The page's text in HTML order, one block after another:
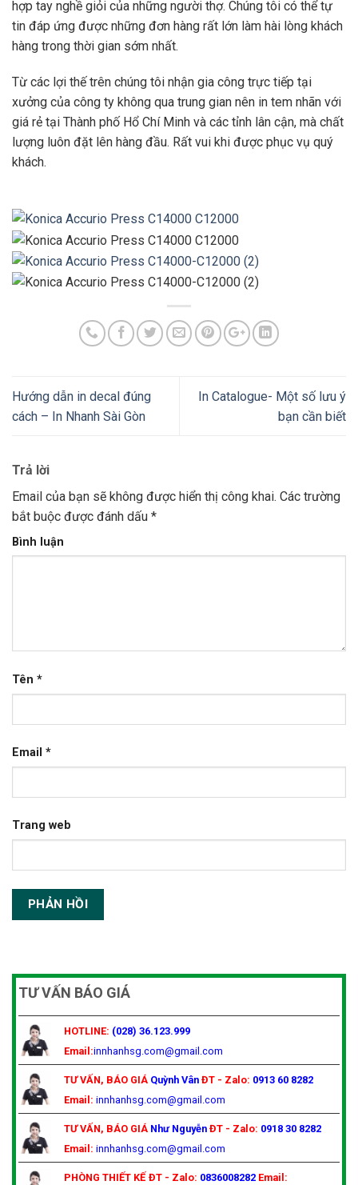
hợp tay nghề giỏi của những người thợ. Chúng tôi có thể tự
tin đáp ứng được những đơn hàng rất lớn làm hài lòng khách
hàng trong thời gian sớm nhất.
Từ các lợi thế trên chúng tôi nhận gia công trực tiếp tại
xưởng của công ty không qua trung gian nên in tem nhãn với
giá rẻ tại Thành phố Hổ Chí Minh và các tỉnh lân cận, mà chất
lượng luôn đặt lên hàng đầu. Rất vui khi được phục vụ quý
khách.
Hướng dẫn in decal đúng
cách – In Nhanh Sài Gòn
In Catalogue- Một số lưu ý
bạn cần biết
Trả lời
Email của bạn sẽ không được hiển thị công khai. Các trường
bắt buộc được đánh dấu *
Bình luận
Tên *
Email *
Trang web
TƯ VẤN BÁO GIÁ
HOTLINE: (028) 36.123.999
Email:innhanhsg.com@gmail.com
TƯ VẤN, BÁO GIÁ Quỳnh Vân ĐT - Zalo: 0913 60 8282
Email: innhanhsg.com@gmail.com
TƯ VẤN, BÁO GIÁ Như Nguyễn ĐT - Zalo: 0918 30 8282
Email: innhanhsg.com@gmail.com
PHÒNG THIẾT KẾ ĐT - Zalo: 0836008282 Email: